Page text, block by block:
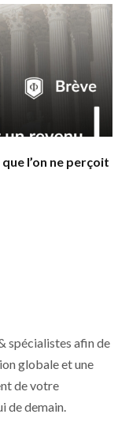
l’on ne perçoit
spécialistes afin de
globale et une
de votre
de demain.